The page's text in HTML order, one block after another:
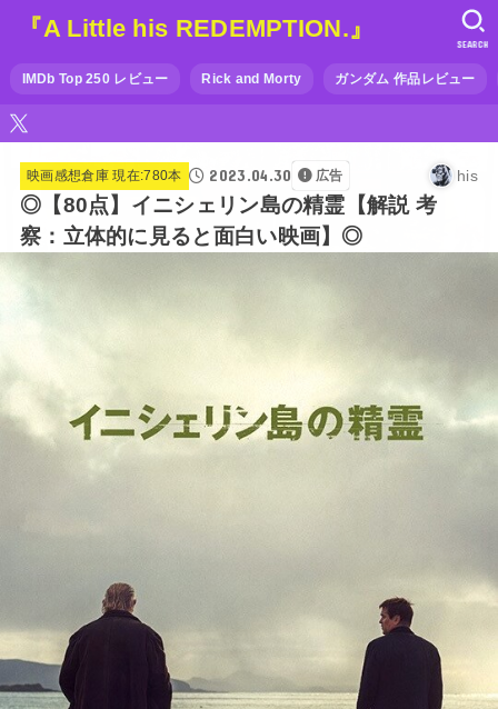
『A Little his REDEMPTION.』
IMDb Top 250 レビュー Rick and Morty ガンダム 作品レビュー
SEARCH
映画感想倉庫 現在:780本 2023.04.30 広告 his
◎【80点】イニシェリン島の精霊【解説 考
察：立体的に見ると面白い映画】◎